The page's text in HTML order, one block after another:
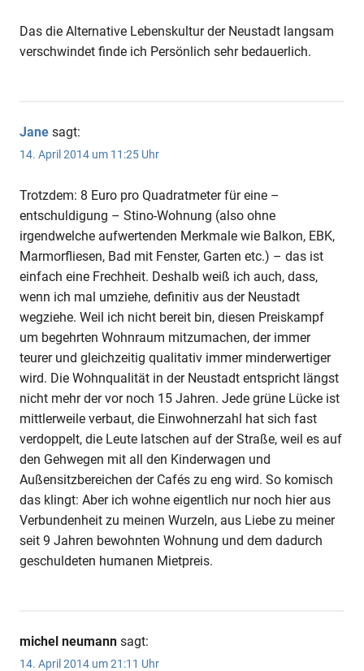
Das die Alternative Lebenskultur der Neustadt langsam
verschwindet finde ich Persönlich sehr bedauerlich.
Jane sagt:
14. April 2014 um 11:25 Uhr
Trotzdem: 8 Euro pro Quadratmeter für eine –
entschuldigung – Stino-Wohnung (also ohne
irgendwelche aufwertenden Merkmale wie Balkon, EBK,
Marmorfliesen, Bad mit Fenster, Garten etc.) – das ist
einfach eine Frechheit. Deshalb weiß ich auch, dass,
wenn ich mal umziehe, definitiv aus der Neustadt
wegziehe. Weil ich nicht bereit bin, diesen Preiskampf
um begehrten Wohnraum mitzumachen, der immer
teurer und gleichzeitig qualitativ immer minderwertiger
wird. Die Wohnqualität in der Neustadt entspricht längst
nicht mehr der vor noch 15 Jahren. Jede grüne Lücke ist
mittlerweile verbaut, die Einwohnerzahl hat sich fast
verdoppelt, die Leute latschen auf der Straße, weil es auf
den Gehwegen mit all den Kinderwagen und
Außensitzbereichen der Cafés zu eng wird. So komisch
das klingt: Aber ich wohne eigentlich nur noch hier aus
Verbundenheit zu meinen Wurzeln, aus Liebe zu meiner
seit 9 Jahren bewohnten Wohnung und dem dadurch
geschuldeten humanen Mietpreis.
michel neumann sagt:
14. April 2014 um 21:11 Uhr